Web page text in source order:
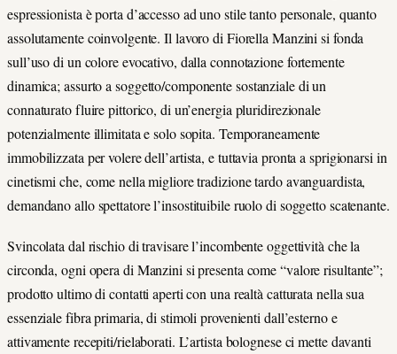
espressionista è porta d’accesso ad uno stile tanto personale, quanto
assolutamente coinvolgente. Il lavoro di Fiorella Manzini si fonda
sull’uso di un colore evocativo, dalla connotazione fortemente
dinamica; assurto a soggetto/componente sostanziale di un
connaturato fluire pittorico, di un’energia pluridirezionale
potenzialmente illimitata e solo sopita. Temporaneamente
immobilizzata per volere dell’artista, e tuttavia pronta a sprigionarsi in
cinetismi che, come nella migliore tradizione tardo avanguardista,
demandano allo spettatore l’insostituibile ruolo di soggetto scatenante.
Svincolata dal rischio di travisare l’incombente oggettività che la
circonda, ogni opera di Manzini si presenta come “valore risultante”;
prodotto ultimo di contatti aperti con una realtà catturata nella sua
essenziale fibra primaria, di stimoli provenienti dall’esterno e
attivamente recepiti/rielaborati. L’artista bolognese ci mette davanti